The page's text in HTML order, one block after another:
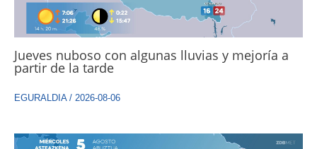
Jueves nuboso con algunas lluvias y mejoría a
partir de la tarde
EGURALDIA/ 2026-08-06